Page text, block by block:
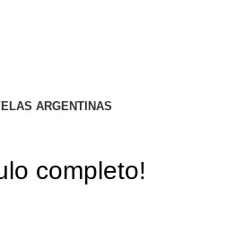
ARGENTINAS
completo!